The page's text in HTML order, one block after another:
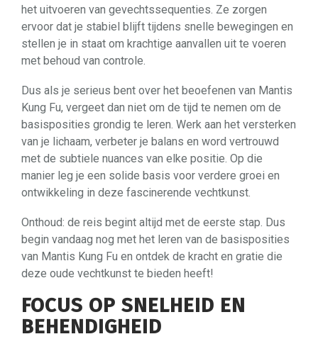
het uitvoeren van gevechtssequenties. Ze zorgen
ervoor dat je stabiel blijft tijdens snelle bewegingen en
stellen je in staat om krachtige aanvallen uit te voeren
met behoud van controle.
Dus als je serieus bent over het beoefenen van Mantis
Kung Fu, vergeet dan niet om de tijd te nemen om de
basisposities grondig te leren. Werk aan het versterken
van je lichaam, verbeter je balans en word vertrouwd
met de subtiele nuances van elke positie. Op die
manier leg je een solide basis voor verdere groei en
ontwikkeling in deze fascinerende vechtkunst.
Onthoud: de reis begint altijd met de eerste stap. Dus
begin vandaag nog met het leren van de basisposities
van Mantis Kung Fu en ontdek de kracht en gratie die
deze oude vechtkunst te bieden heeft!
FOCUS OP SNELHEID EN
BEHENDIGHEID